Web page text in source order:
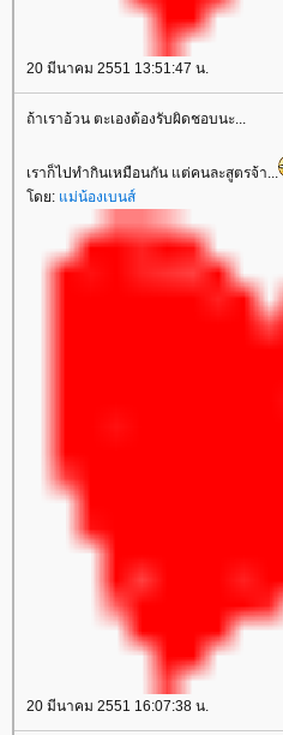
20 มีนาคม 2551 13:51:47 น.
ถ้าเราอ้วน ตะเองต้องรับผิดชอบนะ...
เราก็ไปทำกินเหมือนกัน แต่คนละสูตรจ้า...
โดย: แม่น้องเบนส์
20 มีนาคม 2551 16:07:38 น.